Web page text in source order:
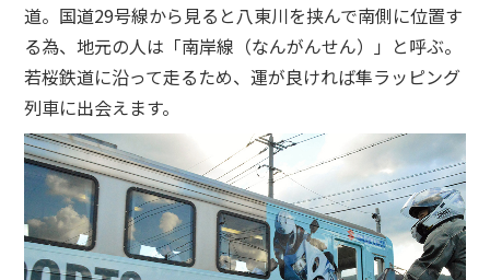
道。国道29号線から見ると八東川を挟んで南側に位置す
る為、地元の人は「南岸線（なんがんせん）」と呼ぶ。
若桜鉄道に沿って走るため、運が良ければ隼ラッピング
列車に出会えます。